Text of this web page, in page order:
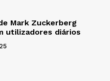
Mark Zuckerberg
utilizadores diários